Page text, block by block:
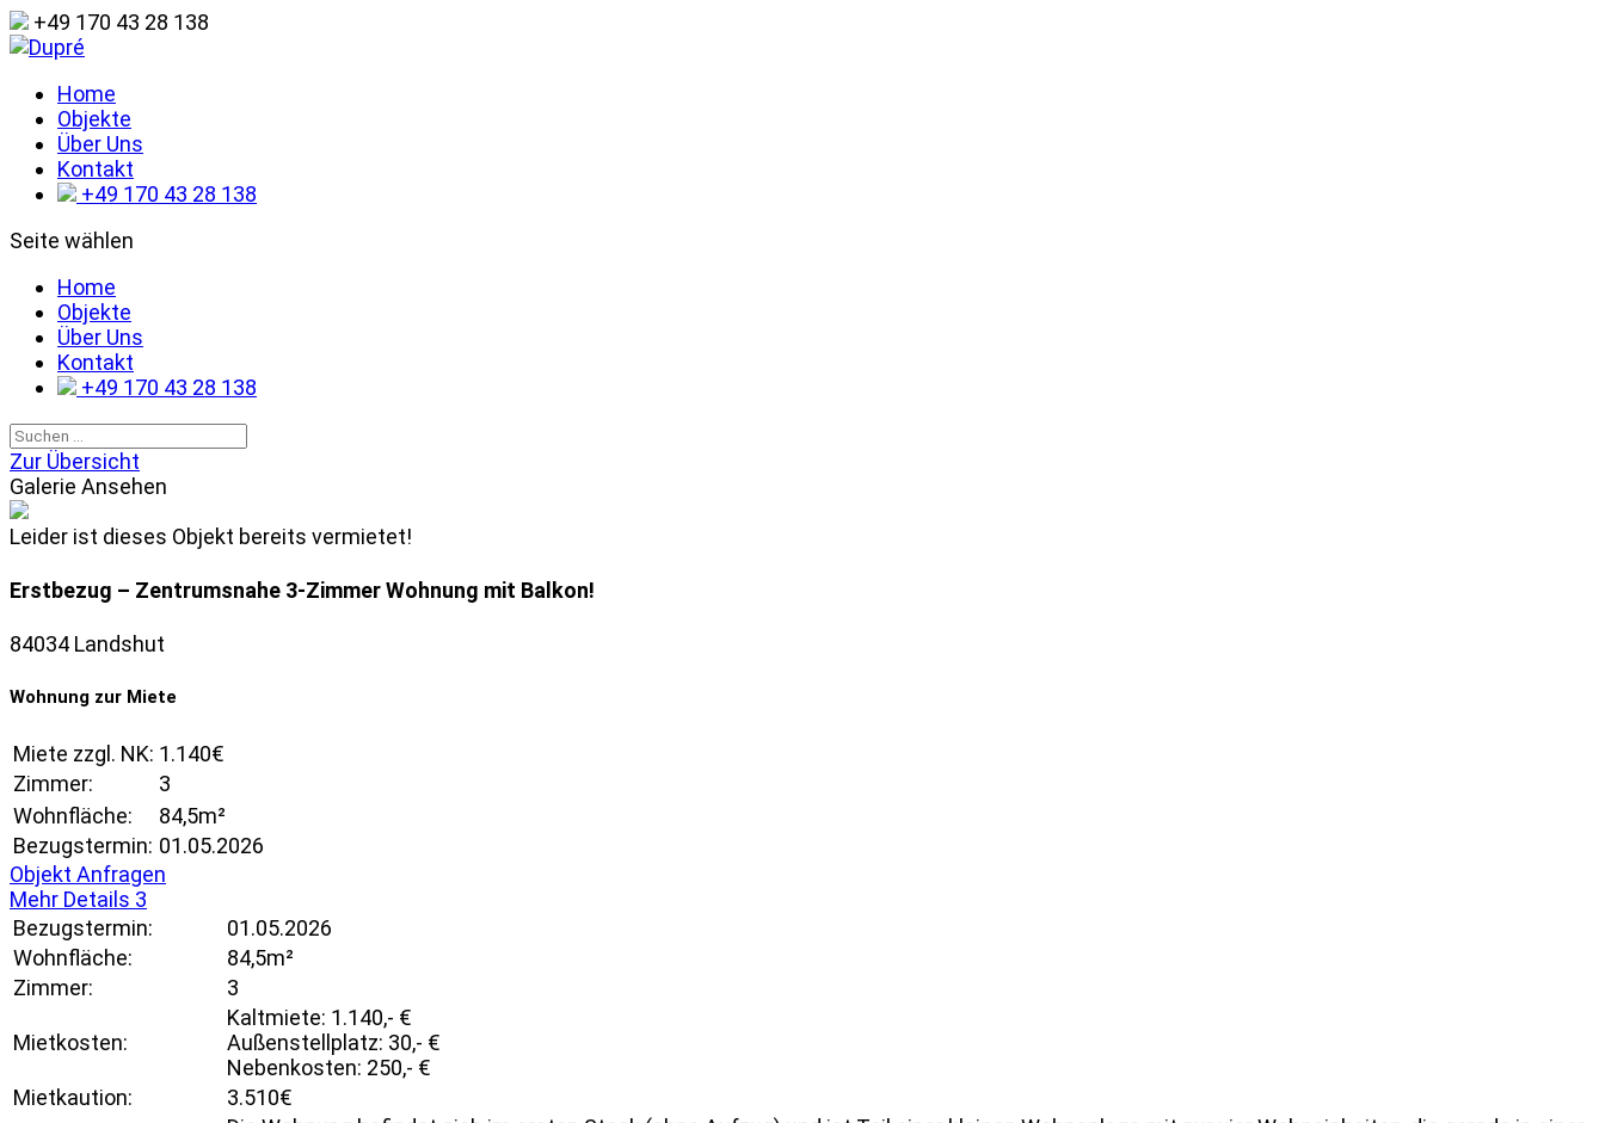
+49 170 43 28 138
Home
Objekte
Über Uns
Kontakt
+49 170 43 28 138
Seite wählen
Home
Objekte
Über Uns
Kontakt
+49 170 43 28 138
Zur Übersicht
Galerie Ansehen
Leider ist dieses Objekt bereits vermietet!
Erstbezug – Zentrumsnahe 3-Zimmer Wohnung mit Balkon!
84034 Landshut
Wohnung zur Miete
Miete zzgl. NK: 1.140€
Zimmer:
3
Wohnfläche:
84,5m²
Bezugstermin: 01.05.2026
Objekt Anfragen
Mehr Details 3
Bezugstermin:
01.05.2026
Wohnfläche:
84,5m²
Zimmer:
3
Mietkosten:
Kaltmiete: 1.140,- €
Außenstellplatz: 30,- €
Nebenkosten: 250,- €
Mietkaution:
3.510€